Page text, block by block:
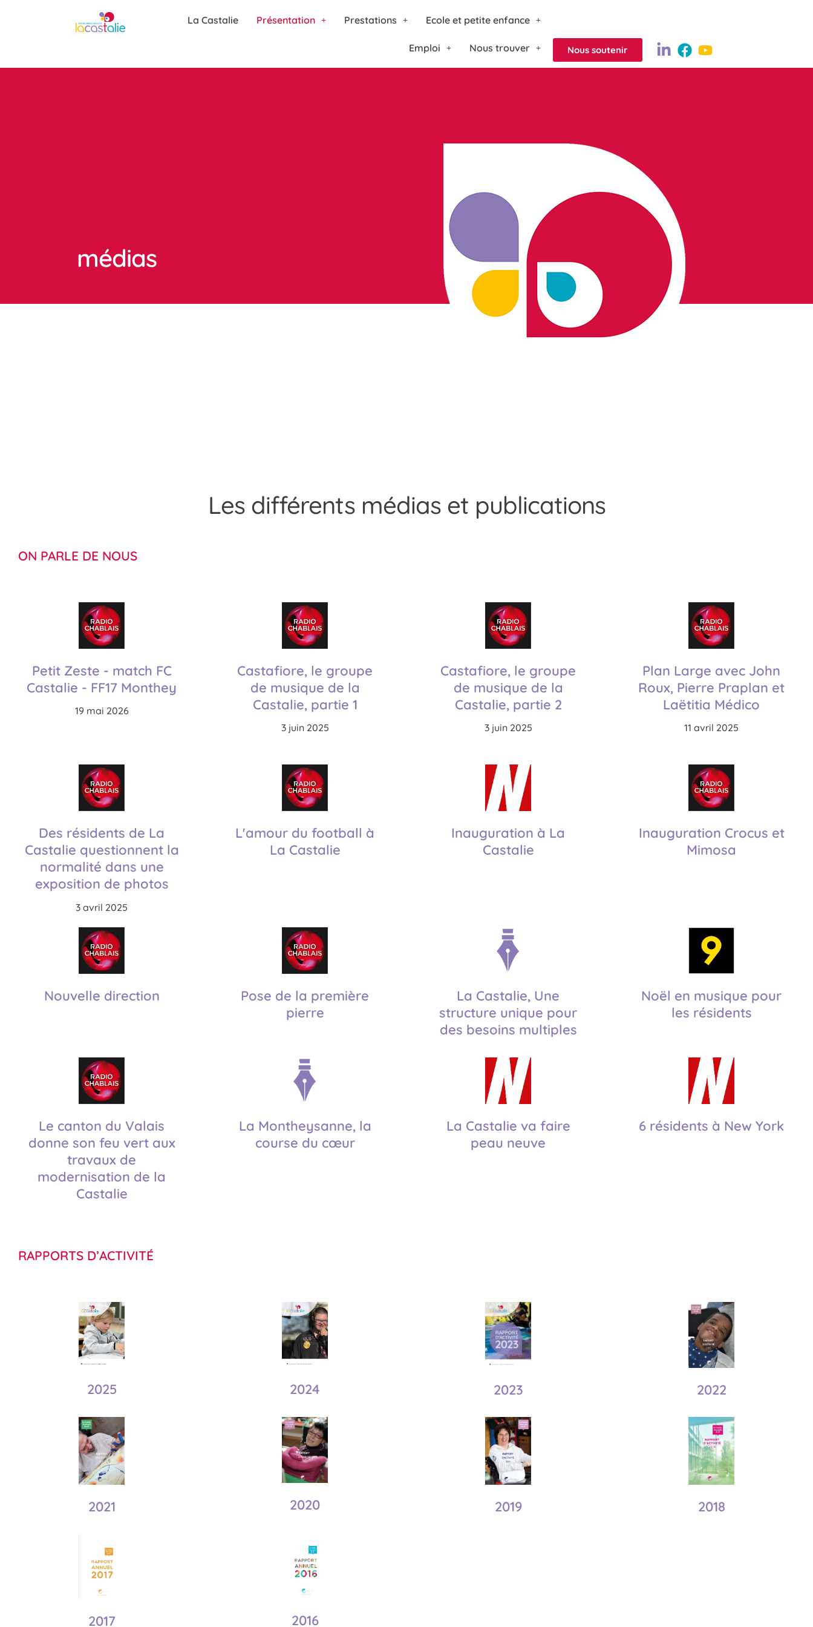
La Castalie Présentation Prestations Ecole et petite enfance
Emploi Nous trouver Nous soutenir
médias
Les différents médias et publications
ON PARLE DE NOUS
Petit Zeste - match FC
Castalie - FF17 Monthey
19 mai 2026
Castafiore, le groupe
de musique de la
Castalie, partie 1
3 juin 2025
Castafiore, le groupe
de musique de la
Castalie, partie 2
3 juin 2025
Plan Large avec John
Roux, Pierre Praplan et
Laëtitia Médico
11 avril 2025
Des résidents de La
Castalie questionnent la
normalité dans une
exposition de photos
3 avril 2025
L'amour du football à
La Castalie
Inauguration à La
Castalie
Inauguration Crocus et
Mimosa
Nouvelle direction
Pose de la première
pierre
La Castalie, Une
structure unique pour
des besoins multiples
Noël en musique pour
les résidents
Le canton du Valais
donne son feu vert aux
travaux de
modernisation de la
Castalie
La Montheysanne, la
course du cœur
La Castalie va faire
peau neuve
6 résidents à New York
RAPPORTS D’ACTIVITÉ
2025 2024 2023 2022
2021 2020 2019 2018
2017 2016